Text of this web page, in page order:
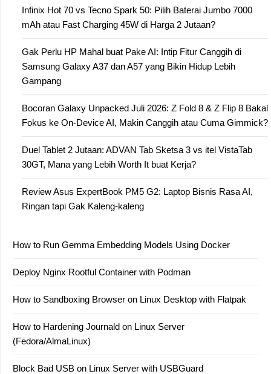
Infinix Hot 70 vs Tecno Spark 50: Pilih Baterai Jumbo 7000
mAh atau Fast Charging 45W di Harga 2 Jutaan?
Gak Perlu HP Mahal buat Pake AI: Intip Fitur Canggih di
Samsung Galaxy A37 dan A57 yang Bikin Hidup Lebih
Gampang
Bocoran Galaxy Unpacked Juli 2026: Z Fold 8 & Z Flip 8 Bakal
Fokus ke On-Device AI, Makin Canggih atau Cuma Gimmick?
Duel Tablet 2 Jutaan: ADVAN Tab Sketsa 3 vs itel VistaTab
30GT, Mana yang Lebih Worth It buat Kerja?
Review Asus ExpertBook PM5 G2: Laptop Bisnis Rasa AI,
Ringan tapi Gak Kaleng-kaleng
How to Run Gemma Embedding Models Using Docker
Deploy Nginx Rootful Container with Podman
How to Sandboxing Browser on Linux Desktop with Flatpak
How to Hardening Journald on Linux Server
(Fedora/AlmaLinux)
Block Bad USB on Linux Server with USBGuard